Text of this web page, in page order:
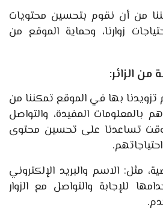
من أن نقوم بتحسين محتويات
زوارنا، وحماية الموقع من
تزويدنا بها في الموقع تمكننا من
بالمعلومات المفيدة، والتواصل
تساعدنا على تحسين محتوى
مثل: الاسم والبريد الإلكتروني
للإجابة والتواصل مع الزوار